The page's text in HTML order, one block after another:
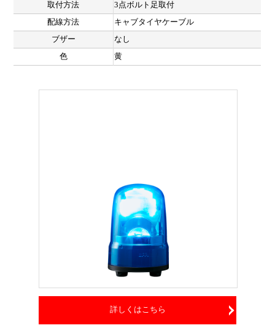
取付方法
3点ボルト足取付
配線方法
キャブタイヤケーブル
ブザー
なし
色
黄
詳しくはこちら